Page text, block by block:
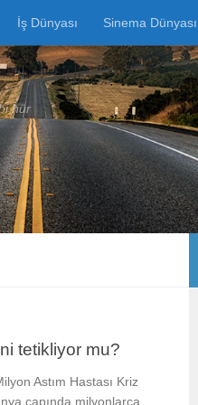
İş Dünyası Sinema Dünyası
hür
tetikliyor mu?
Astım Hastası Kriz
çapında milyonlarca